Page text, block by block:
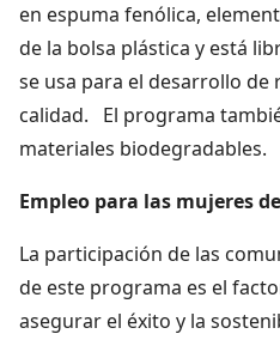
en espuma fenólica,
de la bolsa plástica y está
se usa para el desarrollo de
calidad. El programa
materiales biodegradables.
Empleo para las mujeres
La participación de las
de este programa es el
asegurar el éxito y la